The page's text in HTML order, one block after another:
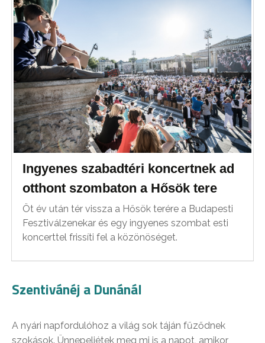
Ingyenes szabadtéri koncertnek ad
otthont szombaton a Hősök tere
Öt év után tér vissza a Hősök terére a Budapesti
Fesztiválzenekar és egy ingyenes szombat esti
koncerttel frissíti fel a közönöséget.
Szentivánéj a Dunánál
A nyári napfordulóhoz a világ sok táján fűződnek
szokások. Ünnepeljétek meg mi is a napot, amikor